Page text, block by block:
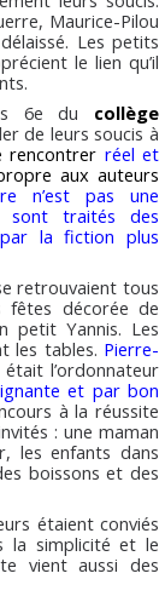
Maurice-Pilou
Les petits
le lien qu’il
6e du collège
de leurs soucis à
rencontrer réel et
aux auteurs
n’est pas une
sont traités des
la fiction plus
retrouvaient tous
fêtes décorée de
petit Yannis. Les
les tables. Pierre-
l’ordonnateur
et par bon
à la réussite
: une maman
les enfants dans
boissons et des
étaient conviés
la simplicité et le
vient aussi des